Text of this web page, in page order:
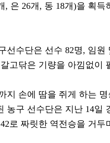
, 은 26개, 동 18개)을 획
선수단은 선수 82명, 임원
고닦은 기량을 아낌없이
지 손에 땀을 쥐게 하는
농구 선수단은 지난 14일
로 짜릿한 역전승을 거두